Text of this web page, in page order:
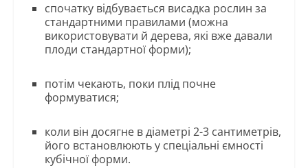
спочатку відбувається висадка рослин за
стандартними правилами (можна
використовувати й дерева, які вже давали
плоди стандартної форми);
потім чекають, поки плід почне
формуватися;
коли він досягне в діаметрі 2-3 сантиметрів,
його встановлюють у спеціальні ємності
кубічної форми.